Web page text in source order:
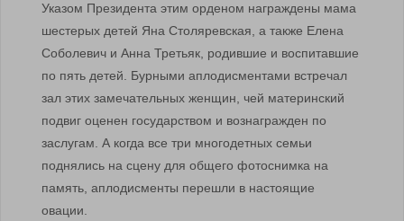
Указом Президента этим орденом награждены мама
шестерых детей Яна Столяревская, а также Елена
Соболевич и Анна Третьяк, родившие и воспитавшие
по пять детей. Бурными аплодисментами встречал
зал этих замечательных женщин, чей материнский
подвиг оценен государством и вознагражден по
заслугам. А когда все три многодетных семьи
поднялись на сцену для общего фотоснимка на
память, аплодисменты перешли в настоящие
овации.